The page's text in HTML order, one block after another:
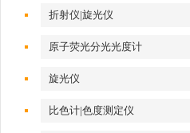
折射仪|旋光仪
原子荧光分光光度计
旋光仪
比色计|色度测定仪